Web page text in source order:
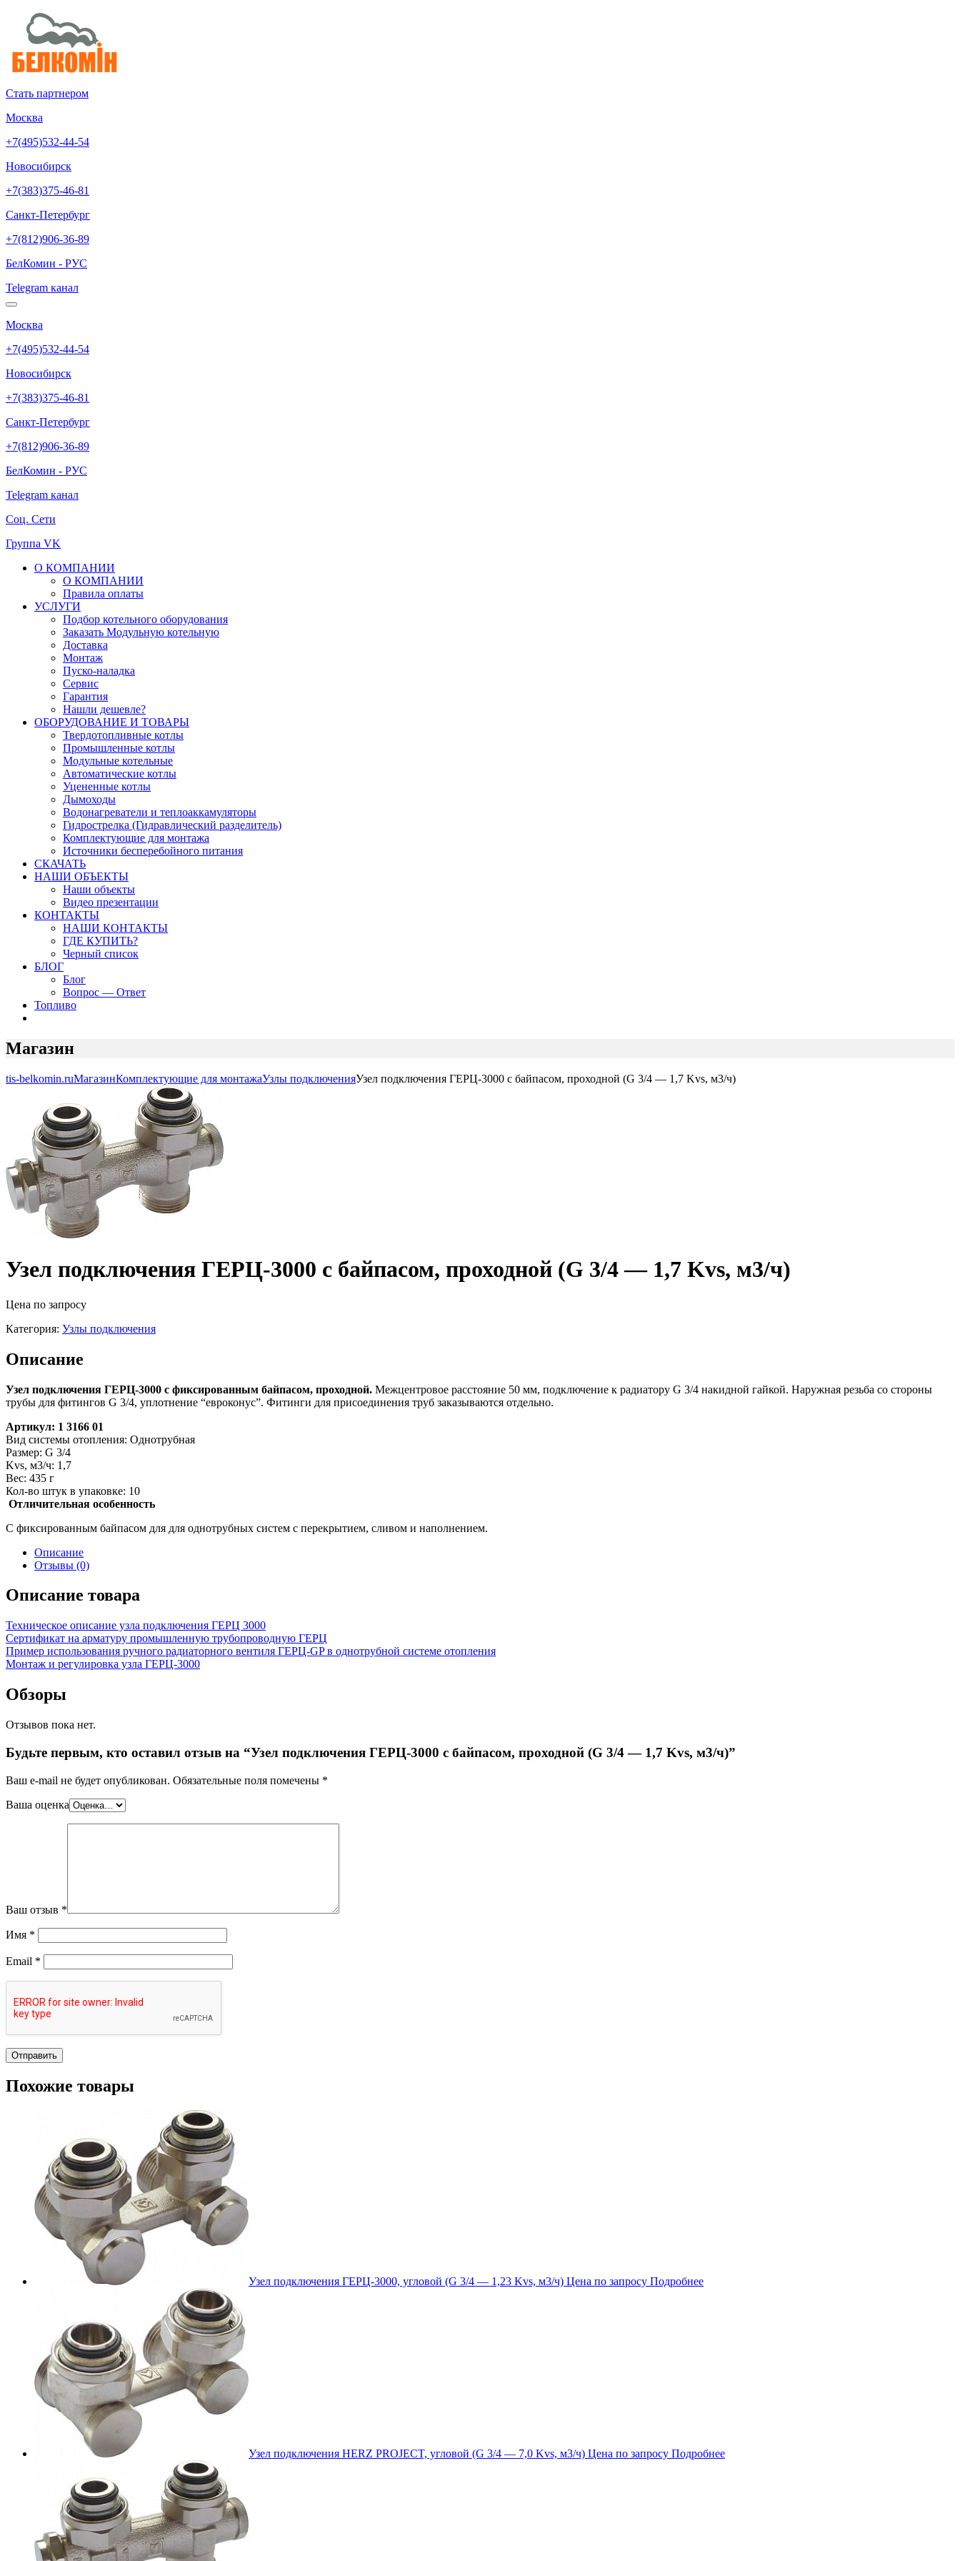
Стать партнером
Москва
+7(495)532-44-54
Новосибирск
+7(383)375-46-81
Санкт-Петербург
+7(812)906-36-89
БелКомин - РУС
Telegram канал
Москва
+7(495)532-44-54
Новосибирск
+7(383)375-46-81
Санкт-Петербург
+7(812)906-36-89
БелКомин - РУС
Telegram канал
Соц. Сети
Группа VK
О КОМПАНИИ
О КОМПАНИИ
Правила оплаты
УСЛУГИ
Подбор котельного оборудования
Заказать Модульную котельную
Доставка
Монтаж
Пуско-наладка
Сервис
Гарантия
Нашли дешевле?
ОБОРУДОВАНИЕ И ТОВАРЫ
Твердотопливные котлы
Промышленные котлы
Модульные котельные
Автоматические котлы
Уцененные котлы
Дымоходы
Водонагреватели и теплоаккамуляторы
Гидрострелка (Гидравлический разделитель)
Комплектующие для монтажа
Источники бесперебойного питания
СКАЧАТЬ
НАШИ ОБЪЕКТЫ
Наши объекты
Видео презентации
КОНТАКТЫ
НАШИ КОНТАКТЫ
ГДЕ КУПИТЬ?
Черный список
БЛОГ
Блог
Вопрос — Ответ
Топливо
Магазин
tis-belkomin.ruМагазинКомплектующие для монтажаУзлы подключенияУзел подключения ГЕРЦ-3000 с байпасом, проходной (G 3/4 — 1,7 Kvs, м3/ч)
Узел подключения ГЕРЦ-3000 с байпасом, проходной (G 3/4 — 1,7 Kvs, м3/ч)
Цена по запросу
Категория: Узлы подключения
Описание
Узел подключения ГЕРЦ-3000 с фиксированным байпасом, проходной. Межцентровое расстояние 50 мм, подключение к радиатору G 3/4 накидной гайкой. Наружная резьба со стороны
трубы для фитингов G 3/4, уплотнение “евроконус”. Фитинги для присоединения труб заказываются отдельно.
Артикул: 1 3166 01
Вид системы отопления: Однотрубная
Размер: G 3/4
Kvs, м3/ч: 1,7
Вес: 435 г
Кол-во штук в упаковке: 10
Отличительная особенность
C фиксированным байпасом для для однотрубных систем с перекрытием, сливом и наполнением.
Описание
Отзывы (0)
Описание товара
Техническое описание узла подключения ГЕРЦ 3000
Сертификат на арматуру промышленную трубопроводную ГЕРЦ
Пример использования ручного радиаторного вентиля ГЕРЦ-GP в однотрубной системе отопления
Монтаж и регулировка узла ГЕРЦ-3000
Обзоры
Отзывов пока нет.
Будьте первым, кто оставил отзыв на “Узел подключения ГЕРЦ-3000 с байпасом, проходной (G 3/4 — 1,7 Kvs, м3/ч)”
Ваш e-mail не будет опубликован. Обязательные поля помечены *
Ваша оценка
Ваш отзыв *
Имя *
Email *
Похожие товары
Узел подключения ГЕРЦ-3000, угловой (G 3/4 — 1,23 Kvs, м3/ч) Цена по запросу Подробнее
Узел подключения HERZ PROJECT, угловой (G 3/4 — 7,0 Kvs, м3/ч) Цена по запросу Подробнее